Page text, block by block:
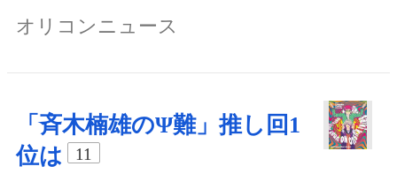
オリコンニュース
「斉木楠雄のΨ難」推し回1
位は
11